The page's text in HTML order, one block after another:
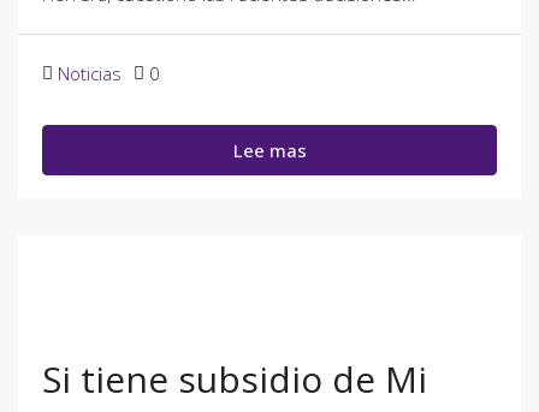
Noticias 0
Lee mas
Si tiene subsidio de Mi